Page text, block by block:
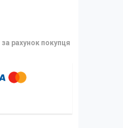
за рахунок покупця